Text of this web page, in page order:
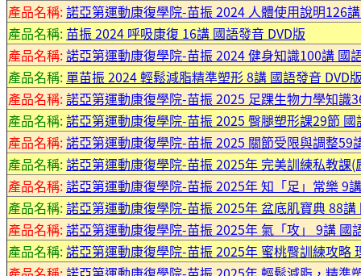
產品名稱:諾亞第運動康復學院-苗振 2024 人體使用說明126
產品名稱: 苗振 2024 呼吸康復 16講 國語發音 DVD版
產品名稱:諾亞第運動康復學院-苗振 2024 健身知識100講 國
產品名稱: 單苗振 2024 輕鬆減脂精準塑形 8講 國語發音 DVD
產品名稱:諾亞第運動康復學院-苗振 2025 足踝生物力學知識
產品名稱:諾亞第運動康復學院-苗振 2025 臀腿塑形課29節 國
產品名稱:諾亞第運動康復學院-苗振 2025 關節受限與調整59
產品名稱:諾亞第運動康復學院-苗振 2025年 完美訓練私教課
產品名稱:諾亞第運動康復學院-苗振 2025年 知「足」常樂 9
產品名稱:諾亞第運動康復學院-苗振 2025年 盆底肌寶典 88講
產品名稱:諾亞第運動康復學院-苗振 2025年 氣「攻」 9講 國
產品名稱:諾亞第運動康復學院-苗振 2025年 蜜桃臀訓練攻略